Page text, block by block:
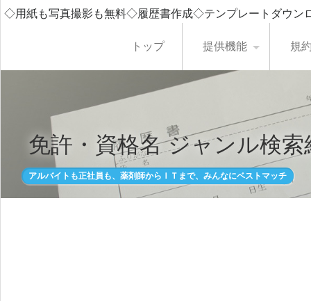
◇用紙も写真撮影も無料◇履歴書作成◇テンプレートダウ
トップ 提供機能 規
免許・資格名 ジャンル検索
アルバイトも正社員も、薬剤師からＩＴまで、みんなにベストマッチ